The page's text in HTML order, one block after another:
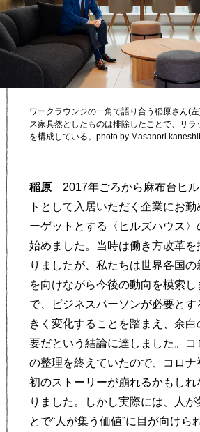
ワークラウンジの一角で語り合う稲原さん(
ス家具然としたものは排除したことで、リラ
を構成している。photo by Masanori
稲原 2017年ごろから麻布台ヒ
トとして入居いただく企業にお
ーゲットとする〈ヒルズハウス
始めました。当時は働き方改革
りましたが、私たちは世界各国の
を向けながら今後の動向を模索
で、ビジネスパーソンが必要と
きく変化することを踏まえ、余
要だという結論に達しました。コ
の整理を終えていたので、コロナ
初のストーリーが崩れるかもし
りました。しかし実際には、人が
とで“人が集う価値”に目が向けら